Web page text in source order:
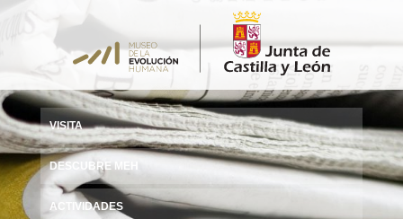
VISITA
DESCUBRE MEH
ACTIVIDADES